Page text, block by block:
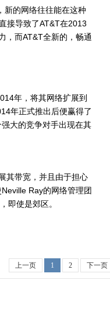
的网络往往能在这种
接导致了AT&T在2013
，而AT&T全新的，畅通
年，将其网络扩展到
年正式推出后便赢得了
大的竞争对手出现在其
其带宽，并且由于担心
Ray的网络管理团
即使是郊区。
上一页 1 2 下一页